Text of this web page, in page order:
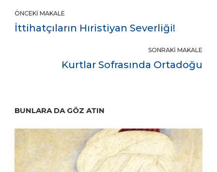
ÖNCEKI MAKALE
İttihatçıların Hıristiyan Severliği!
SONRAKI MAKALE
Kurtlar Sofrasında Ortadoğu
BUNLARA DA GÖZ ATIN